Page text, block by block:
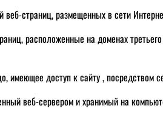
страниц, размещенных в сети
расположенные на доменах
имеющее доступ к сайту ,
веб-сервером и хранимый на